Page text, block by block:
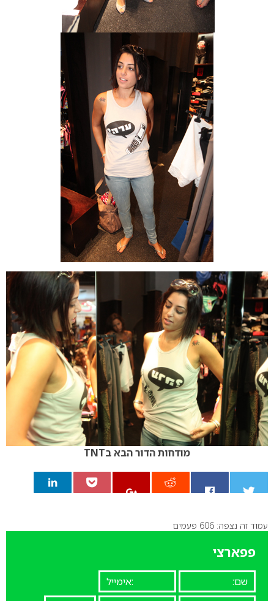
מודחות הדור הבא בTNT
0
עמוד זה נצפה: 606 פעמים
פפארצי